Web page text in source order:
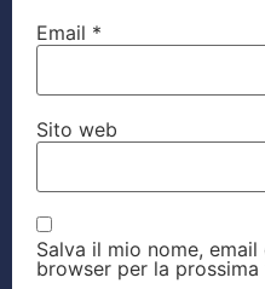
Email *
Sito web
Salva il mio nome,
browser per la